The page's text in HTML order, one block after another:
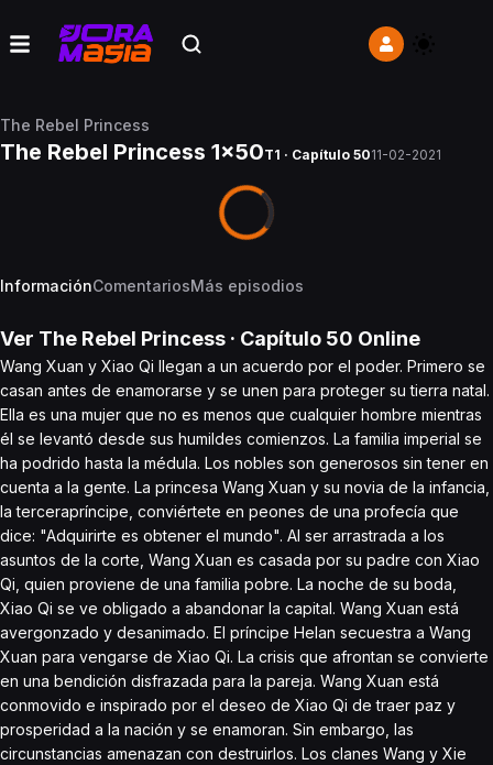
The Rebel Princess
The Rebel Princess 1x50T1 · Capítulo 5011-02-2021
InformaciónComentariosMás episodios
Ver The Rebel Princess · Capítulo 50 Online
Wang Xuan y Xiao Qi llegan a un acuerdo por el poder. Primero se
casan antes de enamorarse y se unen para proteger su tierra natal.
Ella es una mujer que no es menos que cualquier hombre mientras
él se levantó desde sus humildes comienzos. La familia imperial se
ha podrido hasta la médula. Los nobles son generosos sin tener en
cuenta a la gente. La princesa Wang Xuan y su novia de la infancia,
la tercerapríncipe, conviértete en peones de una profecía que
dice: "Adquirirte es obtener el mundo". Al ser arrastrada a los
asuntos de la corte, Wang Xuan es casada por su padre con Xiao
Qi, quien proviene de una familia pobre. La noche de su boda,
Xiao Qi se ve obligado a abandonar la capital. Wang Xuan está
avergonzado y desanimado. El príncipe Helan secuestra a Wang
Xuan para vengarse de Xiao Qi. La crisis que afrontan se convierte
en una bendición disfrazada para la pareja. Wang Xuan está
conmovido e inspirado por el deseo de Xiao Qi de traer paz y
prosperidad a la nación y se enamoran. Sin embargo, las
circunstancias amenazan con destruirlos. Los clanes Wang y Xie